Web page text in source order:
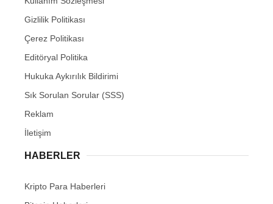
Gizlilik Politikası
Çerez Politikası
Editöryal Politika
Hukuka Aykırılık Bildirimi
Sık Sorulan Sorular (SSS)
Reklam
İletişim
HABERLER
Kripto Para Haberleri